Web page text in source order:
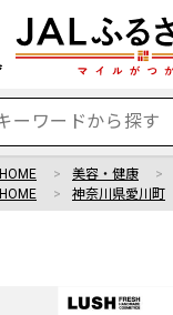
HOME 美容・健康
HOME
神奈川県愛川町